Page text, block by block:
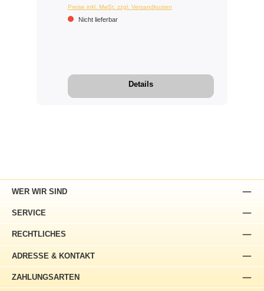
Preise inkl. MwSt. zzgl. Versandkosten
Nicht lieferbar
Details
ADRESSE & KONTAKT
WER WIR SIND
SERVICE
RECHTLICHES
ZAHLUNGSARTEN